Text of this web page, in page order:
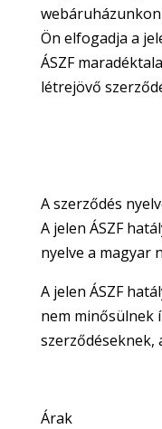
Ön elfogadja a
ÁSZF
létrejövő
A szerződés
A jelen ÁSZF
nyelve a magyar
A jelen ÁSZF
nem minősülnek
szerződéseknek,
Árak